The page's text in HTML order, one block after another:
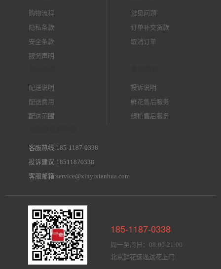
购物流程
隐私条款
安全条款
服务声明
常见问题
订单补交货款
取消订单
配送说明
配送费用
配送范围
投诉说明
鲜花售后服务
绿植售后服务
客服热线:185-1187-0338
投诉建议:18511870338
客服邮箱:service@xinyixianhua.com
185-1187-0338
周一至周日：08:00-21:00
北京鲜花速递送花上门